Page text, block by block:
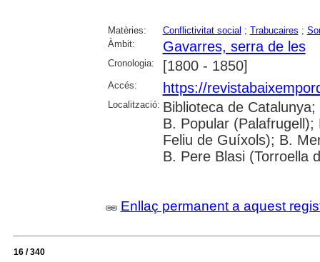
Matèries: Conflictivitat social ; Trabucaires ;
Àmbit:
Gavarres, serra de les
Cronologia: [1800 - 1850]
Accés: https://
Localització: Biblioteca de
B. Popular
Feliu de Guíxols); B.
B. Pere Blasi (Torroella
Enllaç permanent a aquest
16 / 340